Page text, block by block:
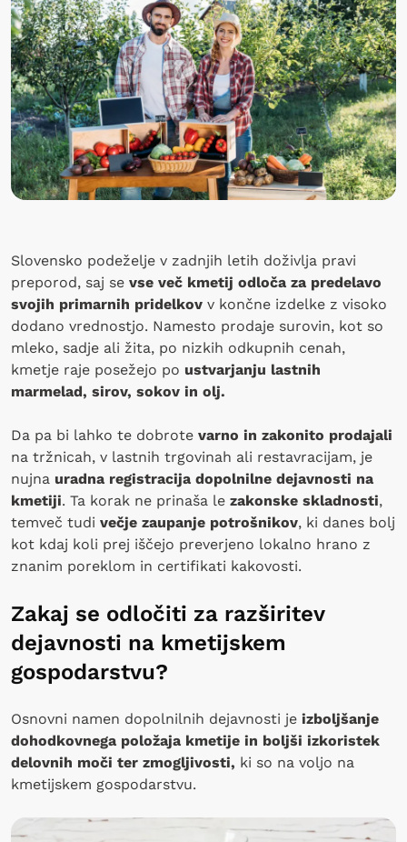
Slovensko podeželje v zadnjih letih doživlja pravi
preporod, saj se vse več kmetij odloča za predelavo
svojih primarnih pridelkov v končne izdelke z visoko
dodano vrednostjo. Namesto prodaje surovin, kot so
mleko, sadje ali žita, po nizkih odkupnih cenah,
kmetje raje posežejo po ustvarjanju lastnih
marmelad, sirov, sokov in olj.
Da pa bi lahko te dobrote varno in zakonito prodajali
na tržnicah, v lastnih trgovinah ali restavracijam, je
nujna uradna registracija dopolnilne dejavnosti na
kmetiji. Ta korak ne prinaša le zakonske skladnosti,
temveč tudi večje zaupanje potrošnikov, ki danes bolj
kot kdaj koli prej iščejo preverjeno lokalno hrano z
znanim poreklom in certifikati kakovosti.
Zakaj se odločiti za razširitev
dejavnosti na kmetijskem
gospodarstvu?
Osnovni namen dopolnilnih dejavnosti je izboljšanje
dohodkovnega položaja kmetije in boljši izkoristek
delovnih moči ter zmogljivosti, ki so na voljo na
kmetijskem gospodarstvu.